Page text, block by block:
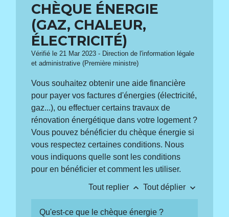
CHÈQUE ÉNERGIE
(GAZ, CHALEUR,
ÉLECTRICITÉ)
Vérifié le 21 Mar 2023 - Direction de l'information légale
et administrative (Première ministre)
Vous souhaitez obtenir une aide financière
pour payer vos factures d'énergies (électricité,
gaz...), ou effectuer certains travaux de
rénovation énergétique dans votre logement ?
Vous pouvez bénéficier du chèque énergie si
vous respectez certaines conditions. Nous
vous indiquons quelle sont les conditions
pour en bénéficier et comment les utiliser.
Tout replier keyboard_arrow_up Tout déplier keyboard_arrow_down
Qu'est-ce que le chèque énergie ?